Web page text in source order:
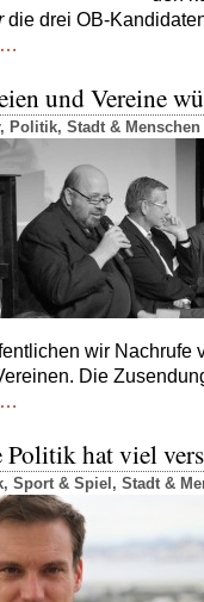
die drei OB-
und Vereine
, Politik, Stadt & Menschen
wir Nachrufe
Die
Politik hat viel
, Sport & Spiel , Stadt &